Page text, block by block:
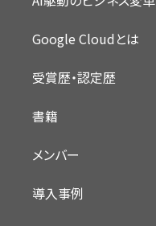
Google Cloudとは
受賞歴・認定歴
書籍
メンバー
導入事例